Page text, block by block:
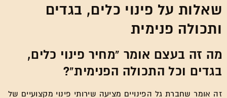
שאלות על פינוי כלים, בגדים
ותכולה פנימית
מה זה בעצם אומר "מחיר פינוי כלים,
בגדים וכל התכולה הפנימית"?
זה אומר שחברת גל הפינויים מציעה שירותי פינוי מקצועיים של